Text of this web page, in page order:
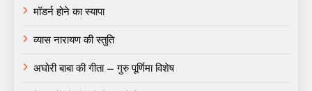
मॉडर्न होने का स्यापा
व्यास नारायण की स्तुति
अघोरी बाबा की गीता – गुरु पूर्णिमा विशेष